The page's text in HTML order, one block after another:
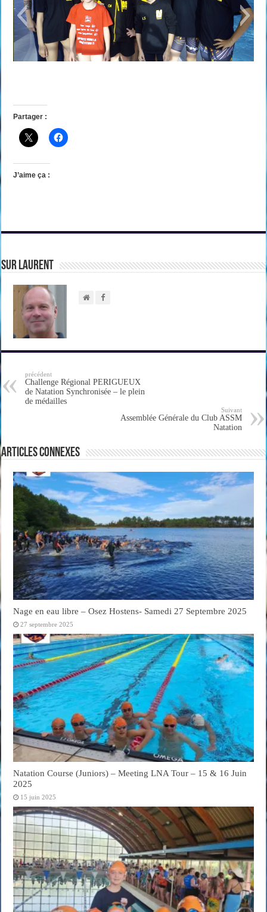
Partager :
J’aime ça :
sur Laurent
précédent
Challenge Régional PERIGUEUX
de Natation Synchronisée – le plein
de médailles
Suivant
Assemblée Générale du Club ASSM
Natation
Articles connexes
Nage en eau libre – Osez Hostens- Samedi 27 Septembre 2025
27 septembre 2025
Natation Course (Juniors) – Meeting LNA Tour – 15 & 16 Juin
2025
15 juin 2025